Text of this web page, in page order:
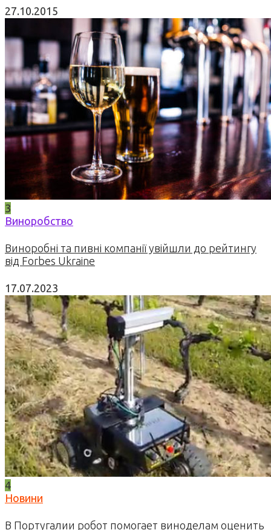
27.10.2015
3
Виноробство
Виноробні та пивні компанії увійшли до рейтингу
від Forbes Ukraine
17.07.2023
4
Новини
В Португалии робот помогает виноделам оценить